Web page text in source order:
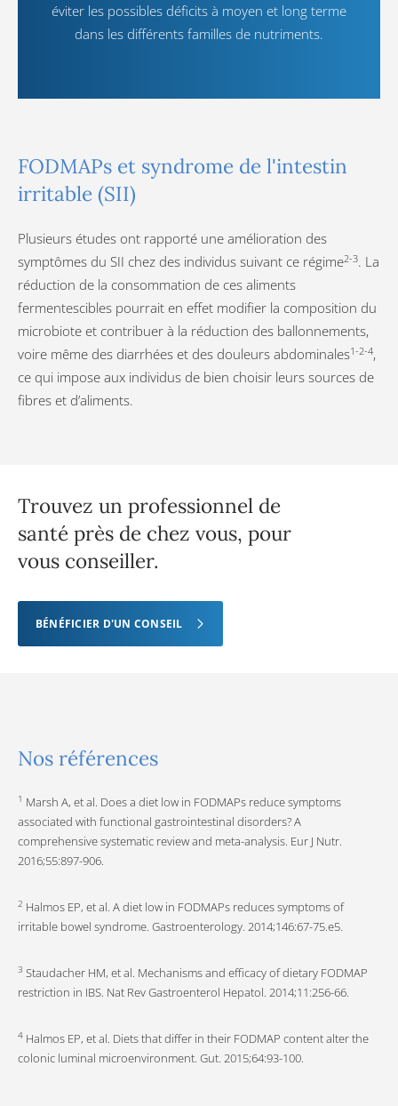
éviter les possibles déficits à moyen et long terme
dans les différents familles de nutriments.
FODMAPs et syndrome de l'intestin
irritable (SII)
Plusieurs études ont rapporté une amélioration des
symptômes du SII chez des individus suivant ce régime2-3. La
réduction de la consommation de ces aliments
fermentescibles pourrait en effet modifier la composition du
microbiote et contribuer à la réduction des ballonnements,
voire même des diarrhées et des douleurs abdominales1-2-4,
ce qui impose aux individus de bien choisir leurs sources de
fibres et d’aliments.
Trouvez un professionnel de
santé près de chez vous, pour
vous conseiller.
BÉNÉFICIER D'UN CONSEIL
Nos références
1 Marsh A, et al. Does a diet low in FODMAPs reduce symptoms
associated with functional gastrointestinal disorders? A
comprehensive systematic review and meta-analysis. Eur J Nutr.
2016;55:897-906.
2 Halmos EP, et al. A diet low in FODMAPs reduces symptoms of
irritable bowel syndrome. Gastroenterology. 2014;146:67-75.e5.
3 Staudacher HM, et al. Mechanisms and efficacy of dietary FODMAP
restriction in IBS. Nat Rev Gastroenterol Hepatol. 2014;11:256-66.
4 Halmos EP, et al. Diets that differ in their FODMAP content alter the
colonic luminal microenvironment. Gut. 2015;64:93-100.